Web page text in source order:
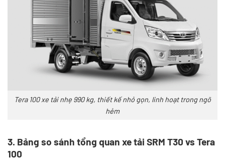
Tera 100 xe tải nhẹ 990 kg, thiết kế nhỏ gọn, linh hoạt trong ngõ
hẻm
3. Bảng so sánh tổng quan xe tải SRM T30 vs Tera
100